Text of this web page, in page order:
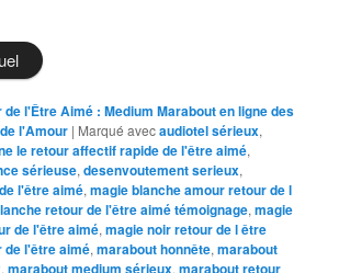
de l'Être Aimé : Medium Marabout en ligne des
l'Amour | Marqué avecaudiotel sérieux,
le retour affectif rapide de l'être aimé,
sérieuse,desenvoutement serieux,
l'être aimé,magie blanche amour retour de l
retour de l'être aimé témoignage,magie
de l'être aimé,magie noir retour de l être
de l'être aimé,marabout honnête,marabout
,marabout medium sérieux,marabout retour